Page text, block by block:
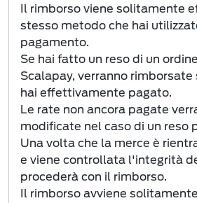
Il rimborso viene solitamente
stesso metodo che hai
pagamento.
Se hai fatto un reso di un
Scalapay, verranno rimborsate
hai effettivamente pagato.
Le rate non ancora pagate
modificate nel caso di un reso
Una volta che la merce è
e viene controllata l'integrità
procederà con il rimborso.
Il rimborso avviene